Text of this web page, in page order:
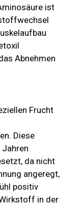
ist
Abnehmen
Frucht
Diese
da nicht
angeregt,
positiv
in der